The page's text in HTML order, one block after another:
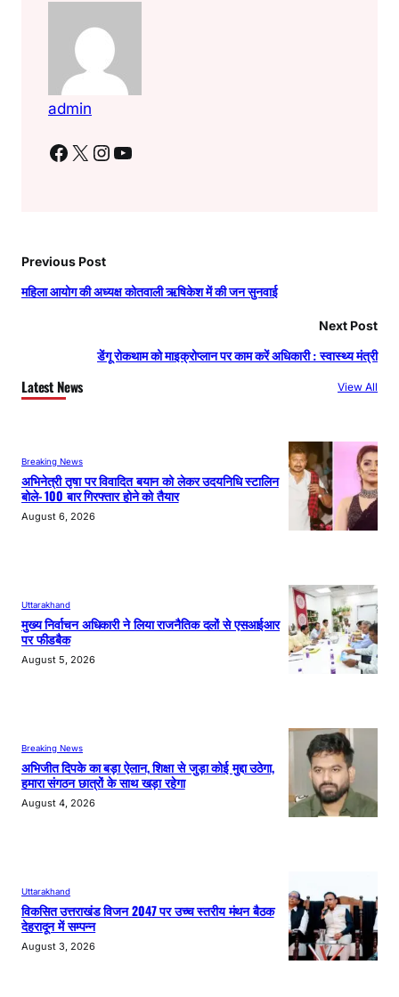
admin
Facebook X Instagram YouTube
Previous Post
महिला आयोग की अध्यक्ष कोतवाली ऋषिकेश में की जन सुनवाई
Next Post
डेंगू रोकथाम को माइक्रोप्लान पर काम करें अधिकारी : स्वास्थ्य मंत्री
Latest News View All
Breaking News
अभिनेत्री तृषा पर विवादित बयान को लेकर उदयनिधि स्टालिन
बोले- 100 बार गिरफ्तार होने को तैयार
August 6, 2026
Uttarakhand
मुख्य निर्वाचन अधिकारी ने लिया राजनैतिक दलों से एसआईआर
पर फीडबैक
August 5, 2026
Breaking News
अभिजीत दिपके का बड़ा ऐलान, शिक्षा से जुड़ा कोई मुद्दा उठेगा,
हमारा संगठन छात्रों के साथ खड़ा रहेगा
August 4, 2026
Uttarakhand
विकसित उत्तराखंड विजन 2047 पर उच्च स्तरीय मंथन बैठक
देहरादून में सम्पन्न
August 3, 2026